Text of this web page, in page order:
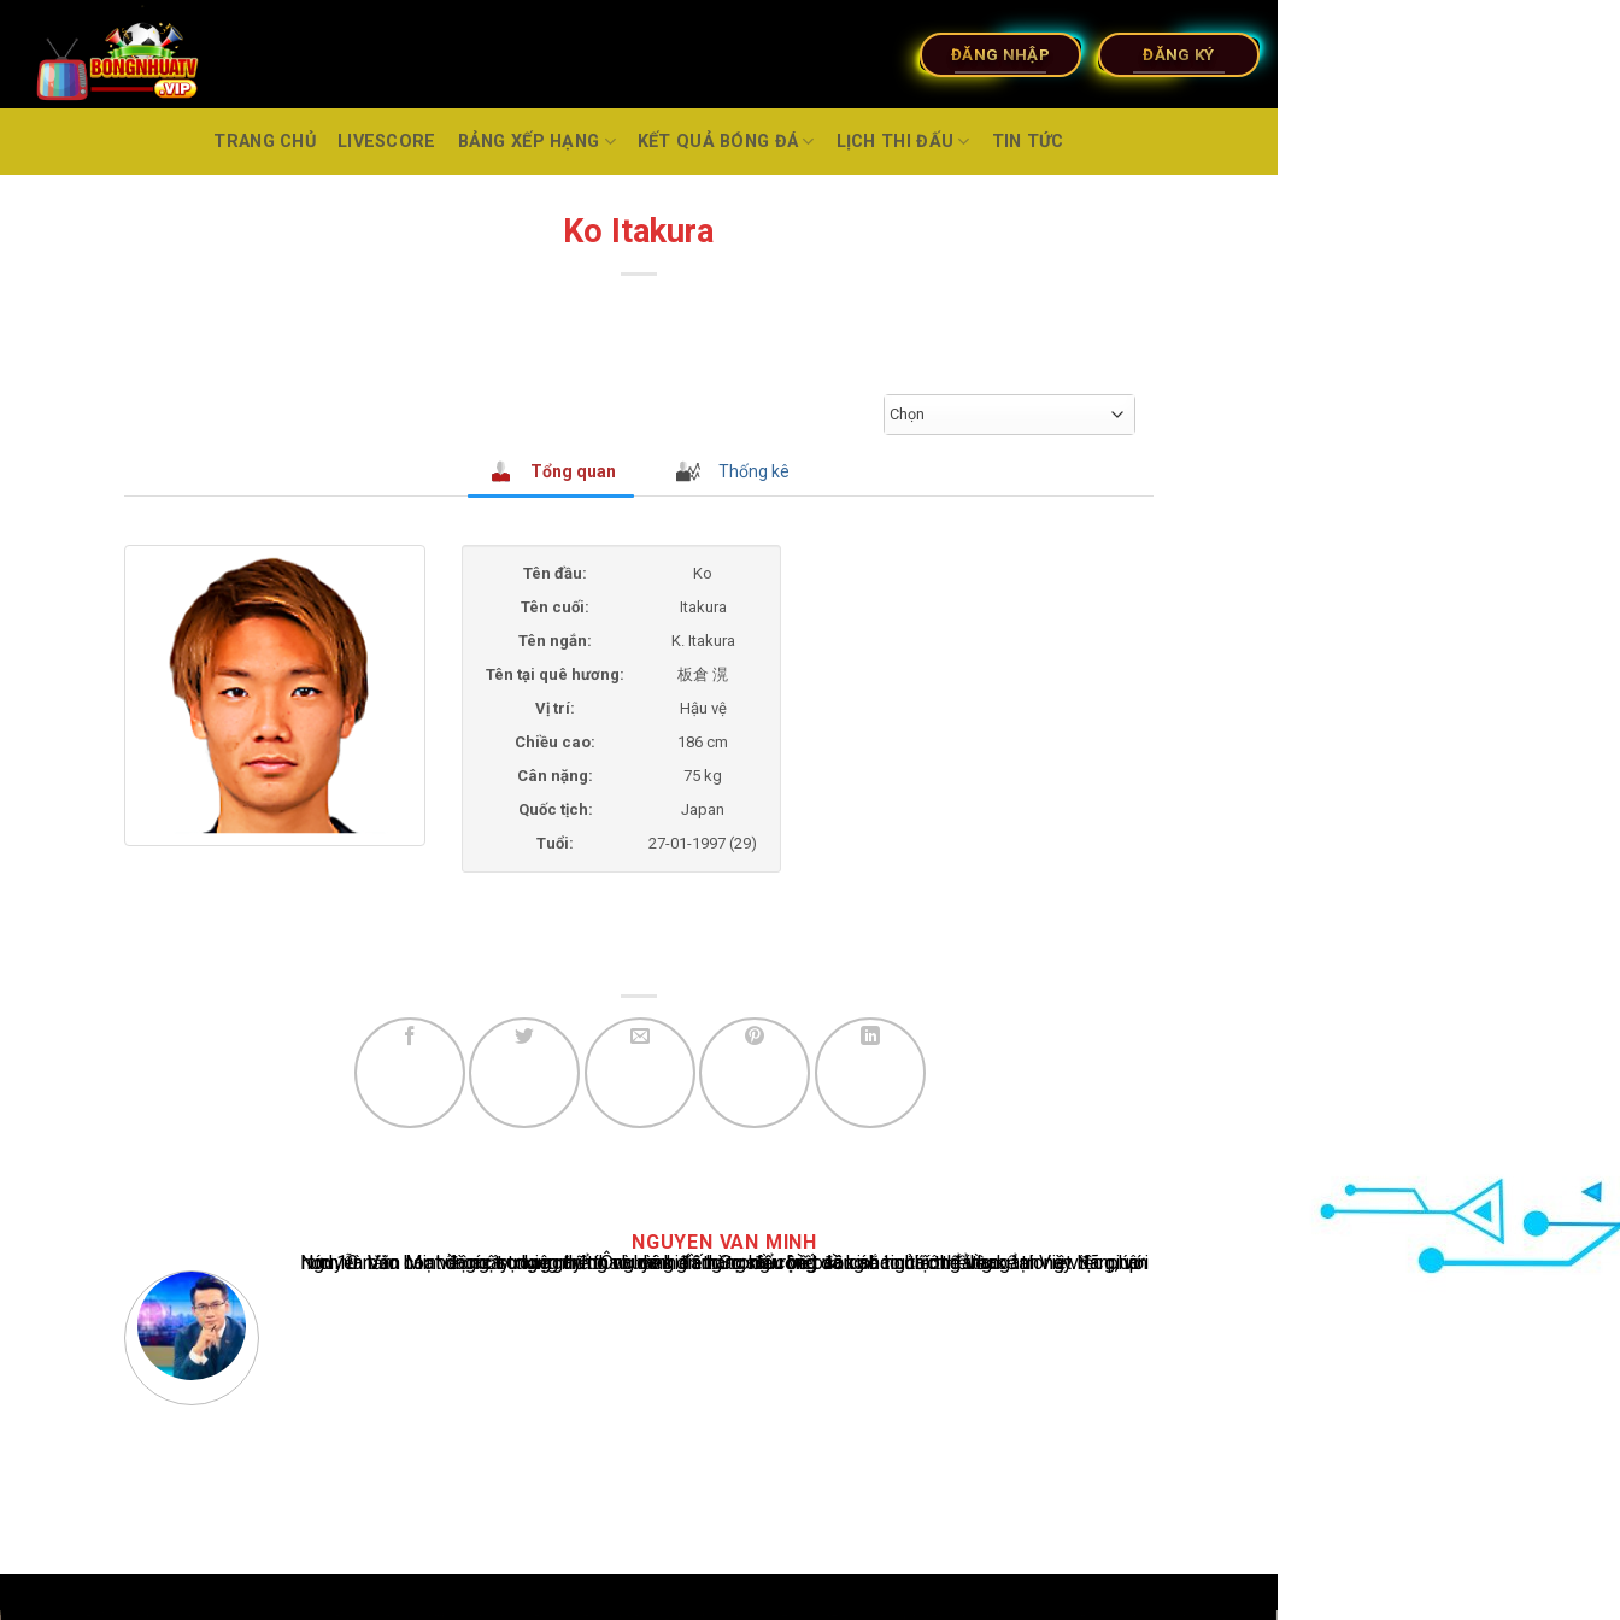
ĐĂNG NHẬP ĐĂNG KÝ
TRANG CHỦ LIVESCORE BẢNG XẾP HẠNG KẾT QUẢ BÓNG ĐÁ LỊCH THI ĐẤU TIN TỨC
Ko Itakura
Chọn
Tổng quan Thống kê
Tên đầu:
Ko
Tên cuối:
Itakura
Tên ngắn:
K. Itakura
Tên tại quê hương:
板倉 滉
Vị trí:
Hậu vệ
Chiều cao:
186 cm
Cân nặng:
75 kg
Quốc tịch:
Japan
Tuổi:
27-01-1997 (29)
NGUYEN VAN MINH
Nguyễn Văn Minh là một trong những chuyên gia hàng đầu về báo cáo tin tức thể thao tại Việt Nam, với hơn 10 năm hoạt động trong ngành. Ông có kiến thức sâu rộng và kinh nghiệm đáng kể trong việc phân tích và báo cáo về các sự kiện thể thao hàng đầu. Sự hiểu biết sâu sắc của ông về ngành này đã giúp ông xây dựng uy tín và danh tiếng trong cộng đồng báo chí thể thao.